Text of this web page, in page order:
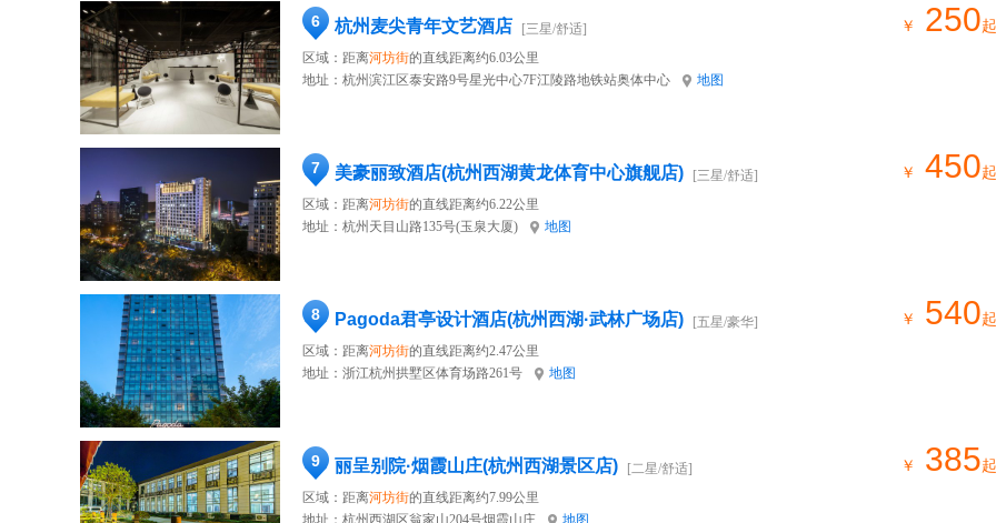
6 杭州麦尖青年文艺酒店
[三星/舒适]
区域：距离河坊街的直线距离约6.03公里
地址： 杭州滨江区泰安路9号星光中心7F江陵路地铁站奥体中心 地图
￥ 250起
7 美豪丽致酒店(杭州西湖黄龙体育中心旗舰店)
[三星/舒适]
区域：距离河坊街的直线距离约6.22公里
地址： 杭州天目山路135号(玉泉大厦) 地图
￥ 450起
8 Pagoda君亭设计酒店(杭州西湖·武林广场店)
[五星/豪华]
区域：距离河坊街的直线距离约2.47公里
地址： 浙江杭州拱墅区体育场路261号 地图
￥ 540起
9 丽呈别院·烟霞山庄(杭州西湖景区店)
[二星/舒适]
区域：距离河坊街的直线距离约7.99公里
地址： 杭州西湖区翁家山204号烟霞山庄 地图
￥ 385起